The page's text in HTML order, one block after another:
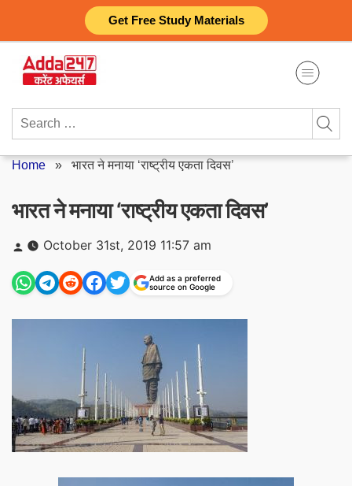
Get Free Study Materials
content
Search
Home » भारत ने मनाया ‘राष्ट्रीय एकता दिवस’
भारत ने मनाया ‘राष्ट्रीय एकता दिवस’
Posted
by
October 31st, 2019 11:57 am
Add as a preferred
source on Google